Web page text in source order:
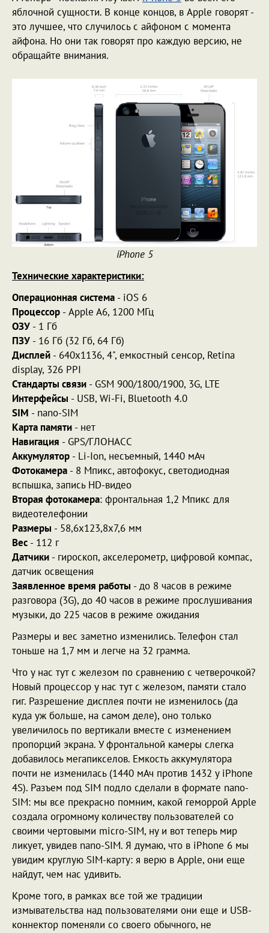
яблочной сущности. В конце концов, в Apple говорят -
это лучшее, что случилось с айфоном с момента
айфона. Но они так говорят про каждую версию, не
обращайте внимания.
iPhone 5
Технические характеристики:
Операционная система - iOS 6
Процессор - Apple A6, 1200 МГц
ОЗУ - 1 Гб
ПЗУ - 16 Гб (32 Гб, 64 Гб)
Дисплей - 640x1136, 4", емкостный сенсор, Retina
display, 326 PPI
Стандарты связи - GSM 900/1800/1900, 3G, LTE
Интерфейсы - USB, Wi-Fi, Bluetooth 4.0
SIM - nano-SIM
Карта памяти - нет
Навигация - GPS/ГЛОНАСС
Аккумулятор - Li-Ion, несъемный, 1440 мАч
Фотокамера - 8 Мпикс, автофокус, светодиодная
вспышка, запись HD-видео
Вторая фотокамера: фронтальная 1,2 Мпикс для
видеотелефонии
Размеры - 58,6x123,8x7,6 мм
Вес - 112 г
Датчики - гироскоп, акселерометр, цифровой компас,
датчик освещения
Заявленное время работы - до 8 часов в режиме
разговора (3G), до 40 часов в режиме прослушивания
музыки, до 225 часов в режиме ожидания
Размеры и вес заметно изменились. Телефон стал
тоньше на 1,7 мм и легче на 32 грамма.
Что у нас тут с железом по сравнению с четверочкой?
Новый процессор у нас тут с железом, памяти стало
гиг. Разрешение дисплея почти не изменилось (да
куда уж больше, на самом деле), оно только
увеличилось по вертикали вместе с изменением
пропорций экрана. У фронтальной камеры слегка
добавилось мегапикселов. Емкость аккумулятора
почти не изменилась (1440 мАч против 1432 у iPhone
4S). Разъем под SIM подло сделали в формате nano-
SIM: мы все прекрасно помним, какой геморрой Apple
создала огромному количеству пользователей со
своими чертовыми micro-SIM, ну и вот теперь мир
ликует, увидев nano-SIM. Я думаю, что в iPhone 6 мы
увидим круглую SIM-карту: я верю в Apple, они еще
найдут, чем нас удивить.
Кроме того, в рамках все той же традиции
измывательства над пользователями они еще и USB-
коннектор поменяли со своего обычного, не